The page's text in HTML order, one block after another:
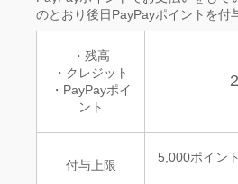
のとおり後日PayPayポイントを付
・残高
・クレジット
・PayPayポイ
ント
付与上限
5,000ポイン